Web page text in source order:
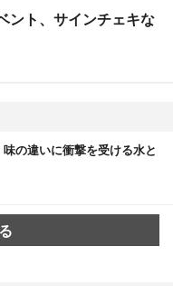
ント、サインチェキな
の違いに衝撃を受ける水と